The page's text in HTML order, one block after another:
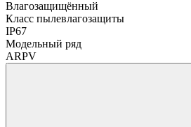
Влагозащищённый
Класс пылевлагозащиты
IP67
Модельный ряд
ARPV